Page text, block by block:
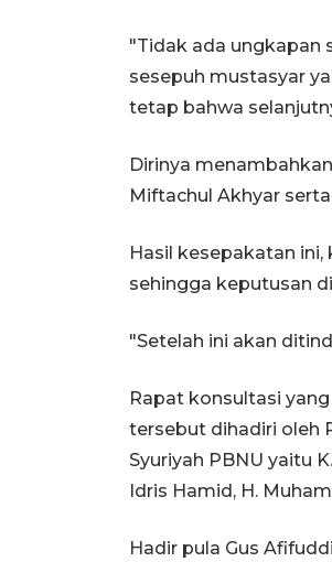
"Tidak ada ungkapan
sesepuh mustasyar
tetap bahwa
Dirinya
Miftachul Akhyar
Hasil kesepakatan
sehingga keputusan
"Setelah ini akan
Rapat konsultasi
tersebut dihadiri oleh
Syuriyah PBNU yaitu
Idris Hamid, H.
Hadir pula Gus